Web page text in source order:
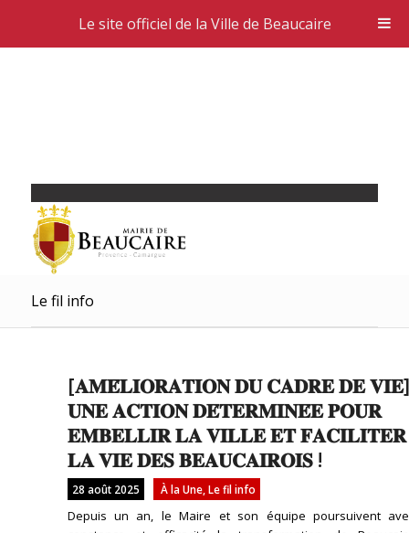
Le fil info
[𝐀𝐌𝐄́𝐋𝐈𝐎𝐑𝐀𝐓𝐈𝐎𝐍 𝐃𝐔 𝐂𝐀𝐃𝐑𝐄 𝐃𝐄 𝐕𝐈𝐄]
𝐔𝐍𝐄 𝐀𝐂𝐓𝐈𝐎𝐍 𝐃𝐄́𝐓𝐄𝐑𝐌𝐈𝐍𝐄́𝐄 𝐏𝐎𝐔𝐑
𝐄𝐌𝐁𝐄𝐋𝐋𝐈𝐑 𝐋𝐀 𝐕𝐈𝐋𝐋𝐄 𝐄𝐓 𝐅𝐀𝐂𝐈𝐋𝐈𝐓𝐄𝐑
𝐋𝐀 𝐕𝐈𝐄 𝐃𝐄𝐒 𝐁𝐄𝐀𝐔𝐂𝐀𝐈𝐑𝐎𝐈𝐒 !
28 août 2025 À la Une, Le fil info
Depuis un an, le Maire et son équipe poursuivent
Le site officiel de la Ville de Beaucaire